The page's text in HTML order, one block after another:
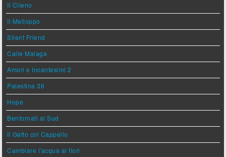
Il Cileno
Il Malloppo
Silent Friend
Calle Malaga
Amori e Incantesimi 2
Palestina 36
Hope
Bentornati al Sud
Il Gatto col Cappello
Cambiare l'acqua ai fiori